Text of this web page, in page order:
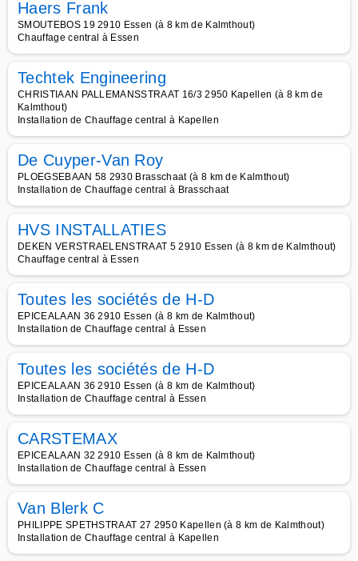
Haers Frank
SMOUTEBOS 19 2910 Essen (à 8 km de Kalmthout)
Chauffage central à Essen
Techtek Engineering
CHRISTIAAN PALLEMANSSTRAAT 16/3 2950 Kapellen (à 8 km de
Kalmthout)
Installation de Chauffage central à Kapellen
De Cuyper-Van Roy
PLOEGSEBAAN 58 2930 Brasschaat (à 8 km de Kalmthout)
Installation de Chauffage central à Brasschaat
HVS INSTALLATIES
DEKEN VERSTRAELENSTRAAT 5 2910 Essen (à 8 km de Kalmthout)
Chauffage central à Essen
Toutes les sociétés de H-D
EPICEALAAN 36 2910 Essen (à 8 km de Kalmthout)
Installation de Chauffage central à Essen
Toutes les sociétés de H-D
EPICEALAAN 36 2910 Essen (à 8 km de Kalmthout)
Installation de Chauffage central à Essen
CARSTEMAX
EPICEALAAN 32 2910 Essen (à 8 km de Kalmthout)
Installation de Chauffage central à Essen
Van Blerk C
PHILIPPE SPETHSTRAAT 27 2950 Kapellen (à 8 km de Kalmthout)
Installation de Chauffage central à Kapellen